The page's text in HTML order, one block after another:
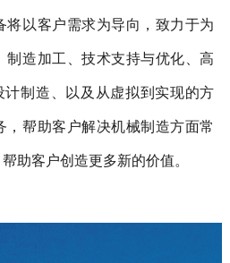
将以客户需求为导向，致力于为
制造加工、技术支持与优化、高
计制造、以及从虚拟到实现的方
，帮助客户解决机械制造方面常
助客户创造更多新的价值。